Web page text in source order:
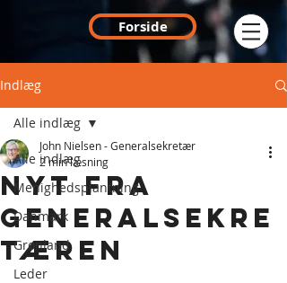
Forside
Indlæg
Alle indlæg
Menighedsplantning
Danmark
Grønland
Leder
Alle indlæg
Nyt fra
generalsekre
tæren
John Nielsen - Generalsekretær
2 min læsning